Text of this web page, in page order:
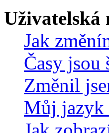
Uživatelská
Jak
Časy jsou
Změnil
Můj jazyk